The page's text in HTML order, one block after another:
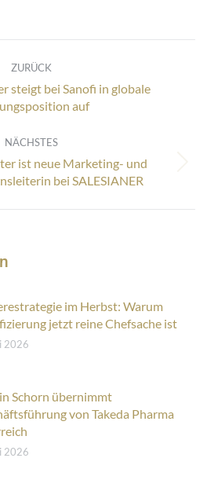
ZURÜCK
Vorheriger
Beitrag:
steigt bei Sanofi in globale
auf
NÄCHSTES
Nächster
Beitrag:
ist neue Marketing- und
bei SALESIANER
im Herbst: Warum
jetzt reine Chefsache ist
2026
Schorn übernimmt
von Takeda Pharma
2026